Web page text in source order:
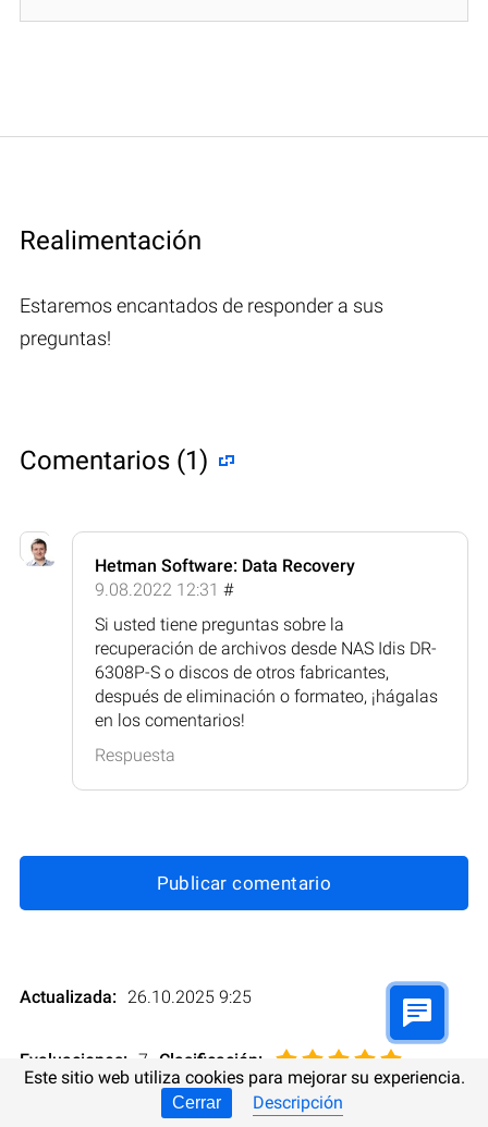
Realimentación
Estaremos encantados de responder a sus
preguntas!
Comentarios (1)
Hetman Software: Data Recovery
9.08.2022 12:31 #
Si usted tiene preguntas sobre la
recuperación de archivos desde NAS Idis DR-
6308P-S o discos de otros fabricantes,
después de eliminación o formateo, ¡hágalas
en los comentarios!
Respuesta
Publicar comentario
Actualizada: 26.10.2025 9:25
Evaluaciones: 7 Clasificación:
Este sitio web utiliza cookies para mejorar su experiencia.
Cerrar Descripción